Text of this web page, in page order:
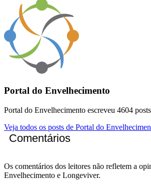
Portal do Envelhecimento
Portal do Envelhecimento escreveu 4604 posts
Veja todos os posts de Portal do
Comentários
Os comentários dos leitores não refletem a
Envelhecimento e Longeviver.